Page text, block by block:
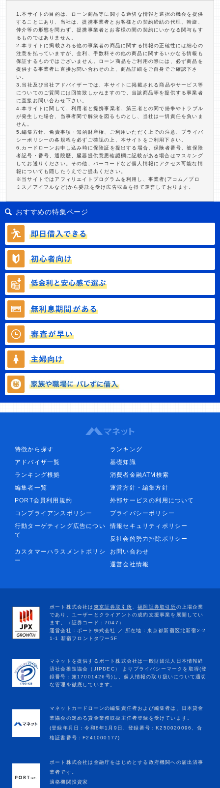
1.本サイトの目的は、ローン商品等に関する適切な情報と選択の機会を提供
することにあり、当社は、提携事業者とお客様との契約締結の代理、斡旋、
仲介等の形態を問わず、提携事業者とお客様の間の契約にいかなる関与もす
るものではありません。
2.本サイトに掲載される他の事業者の商品に関する情報の正確性には細心の
注意を払っていますが、金利、手数料その他の商品に関するいかなる情報も
保証するものではございません。ローン商品をご利用の際には、必ず商品を
提供する事業者に直接お問い合わせの上、商品詳細をご自身でご確認下さ
い。
3.当社及び当社アドバイザーでは、本サイトに掲載される商品やサービス等
についてのご質問には回答致しかねますので、当該商品等を提供する事業者
に直接お問い合わせ下さい。
4.本サイトに関して、利用者と提携事業者、第三者との間で紛争やトラブル
が発生した場合、当事者間で解決を図るものとし、当社は一切責任を負いま
せん。
5.編集方針、免責事項・知的財産権、ご利用いただく上での注意、プライバ
シーポリシーの各規程を必ずご確認の上、本サイトをご利用下さい。
6.カードローンお申し込み時に保険証を提出する場合、保険者番号、被保険
者記号・番号、通院歴、臓器提供意思確認欄に記載がある場合はマスキング
してお送りください。その他、バーコードなど個人情報にアクセス可能な情
報についても隠したうえでご提出ください。
※当サイトではアフィリエイトプログラムを利用し、事業者(アコム／プロ
ミス／アイフルなど)から委託を受け広告収益を得て運営しております。
おすすめの特集ページ
特徴から探す
ランキング
アドバイザ一覧
基礎知識
ランキング根拠
消費者金融ATM検索
編集者一覧
運営方針・編集方針
PORT会員利用規約
外部サービスの利用について
コンプライアンスポリシー
プライバシーポリシー
行動ターゲティング広告につい
て
情報セキュリティポリシー
反社会的勢力排除ポリシー
カスタマーハラスメントポリシ
ー
お問い合わせ
運営会社情報
マネットカードローンの編集責任者および編集者は、日本貸金
業協会の定める貸金業務取扱主任者登録を受けています。
(登録年月日：令和8年1月9日、登録番号：K250020096、合
格証書番号：F241000177)
ポート株式会社は金融庁をはじめとする政府機関への届出済事
業者です。
適格機関投資家